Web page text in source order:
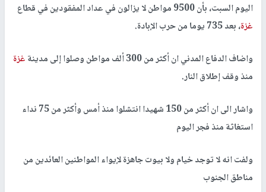
اليوم السبت، بأن 9500 مواطن لا يزالون في عداد المفقودين في قطاع
غزة، بعد 735 يوما من حرب الإبادة.
واضاف الدفاع المدني ان أكثر من 300 ألف مواطن وصلوا إلى مدينة
غزة
منذ وقف إطلاق النار.
واشار الى ان أكثر من 150 شهيدا انتشلوا منذ أمس وأكثر من 75 نداء
استغاثة منذ فجر اليوم
ولفت انه لا توجد خيام ولا بيوت جاهزة لإيواء المواطنين العائدين من
مناطق الجنوب